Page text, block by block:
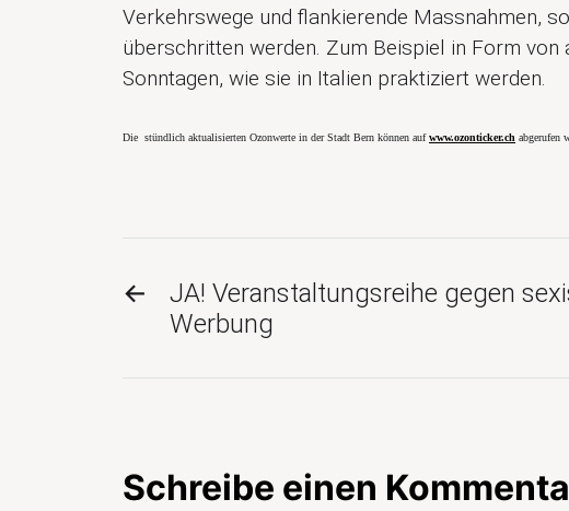
Verkehrswege und flankierende Massnahmen,
überschritten werden. Zum Beispiel in Form von
Sonntagen, wie sie in Italien praktiziert werden.
Die stündlich aktualisierten Ozonwerte in der Stadt Bern können auf www.ozonticker.ch abgerufen
←
JA! Veranstaltungsreihe gegen
Werbung
Schreibe einen